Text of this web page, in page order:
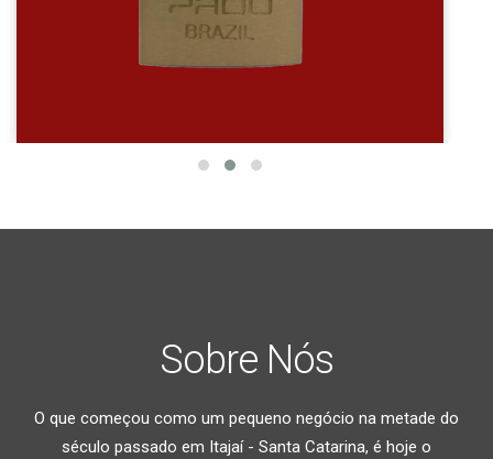
Sobre Nós
O que começou como um pequeno negócio na metade do
século passado em Itajaí - Santa Catarina, é hoje o